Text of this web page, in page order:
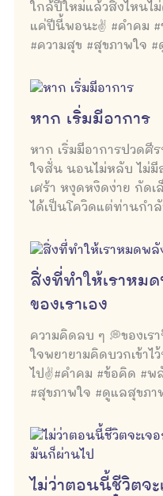
ใกล้ปีใหม่แล้วสิ่งไหนไ
แค่ปีนี้พอนะ✌ #คำคม #
#ความสุข #สุขภาพใจ
หาก เริ่มมีอาการ
หาก เริ่มมีอาการปวดศี
ใจสั่น นอนไม่หลับ ไม่
เศร้า หงุดหงิดง่าย กัด
ได้เป็นโควิดแต่ท่านกำลั
สิ่งที่ทำให้เราหม
ของเราเอง
ความคิดลบ ๆ 💭ของเร
ใจพยายามคิดบวกเข้าไ
ไป✌#คำคม #ข้อคิด #พ
#สุขภาพใจ #ดูแลสุขภา
ไม่ว่าตอนนี้ชีวิตจ